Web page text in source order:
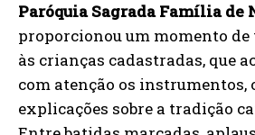
Paróquia Sagrada Família de
proporcionou um momento
às crianças cadastradas, que
com atenção os instrumentos,
explicações sobre a tradição